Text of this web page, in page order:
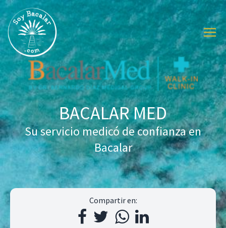
BACALAR MED
Su servicio medicó de confianza en
Bacalar
Compartir en: